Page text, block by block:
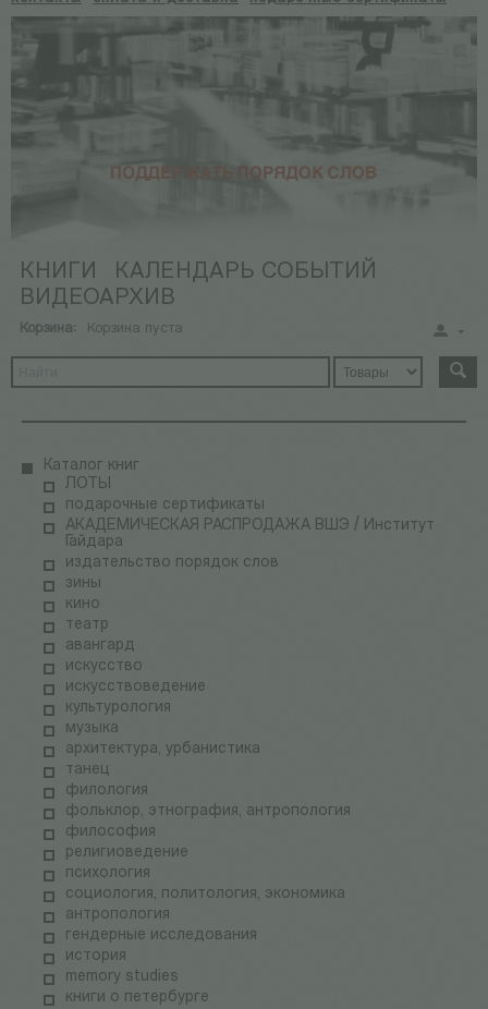
КНИГИ
КАЛЕНДАРЬ СОБЫТИЙ
ВИДЕОАРХИВ
Корзина: Корзина пуста
Каталог книг
ЛОТЫ
подарочные сертификаты
АКАДЕМИЧЕСКАЯ РАСПРОДАЖА ВШЭ / Институт
Гайдара
издательство порядок слов
зины
кино
театр
авангард
искусство
искусствоведение
культурология
музыка
архитектура, урбанистика
танец
филология
фольклор, этнография, антропология
философия
религиоведение
психология
социология, политология, экономика
антропология
гендерные исследования
история
memory studies
книги о петербурге